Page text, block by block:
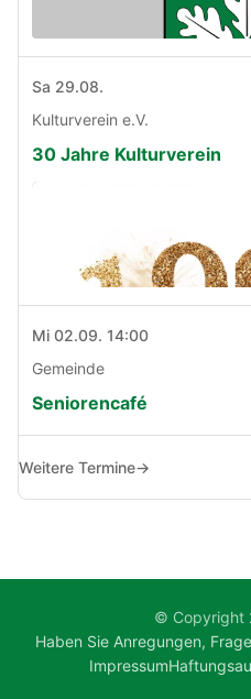
Sa 29.08.
Kulturverein e.V.
30 Jahre Kulturverein
Mi 02.09. 14:00
Gemeinde
Seniorencafé
Weitere Termine→
© Copyright
Haben Sie Anregungen,
Impressum